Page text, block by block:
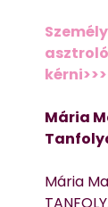
kérni>>>
Mária
Mária